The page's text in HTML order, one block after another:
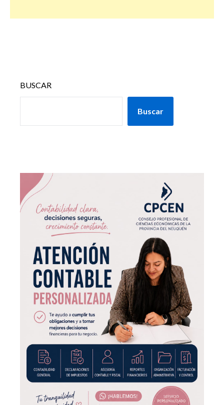
BUSCAR
Buscar